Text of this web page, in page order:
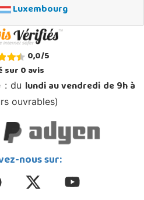
Luxembourg
0,0/5
sur0avis
: du lundi au vendredi de 9h à
ouvrables)
nous sur: